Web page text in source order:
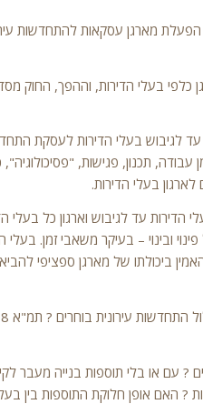
אופן הפעלת מארגן עסקאות
כלפי בעלי הדירות, וההפך, החוק
עבודה, תכנון, פגישות,
בעלי הדירות.
ובינוי – בעיקר משאבי זמן.
ביכולתו של מארגן ספציפי
עם או בלי תוספות בנייה מעבר
? האם אופן חלוקת התוספות בין